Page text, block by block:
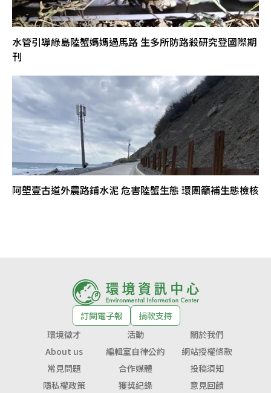
水管引導綠島陸蟹媽媽過馬路 生多所防路殺研究登國際期
刊
阿塱壹古道外農路鋪水泥 危害陸蟹生態 環團籲補生態檢核
訂閱電子報
捐款支持
環境徵才
活動
關於我們
About us
編輯室自律公約
網站授權條款
常見問題
合作媒體
投稿須知
隱私權政策
獲獎紀錄 意見回饋